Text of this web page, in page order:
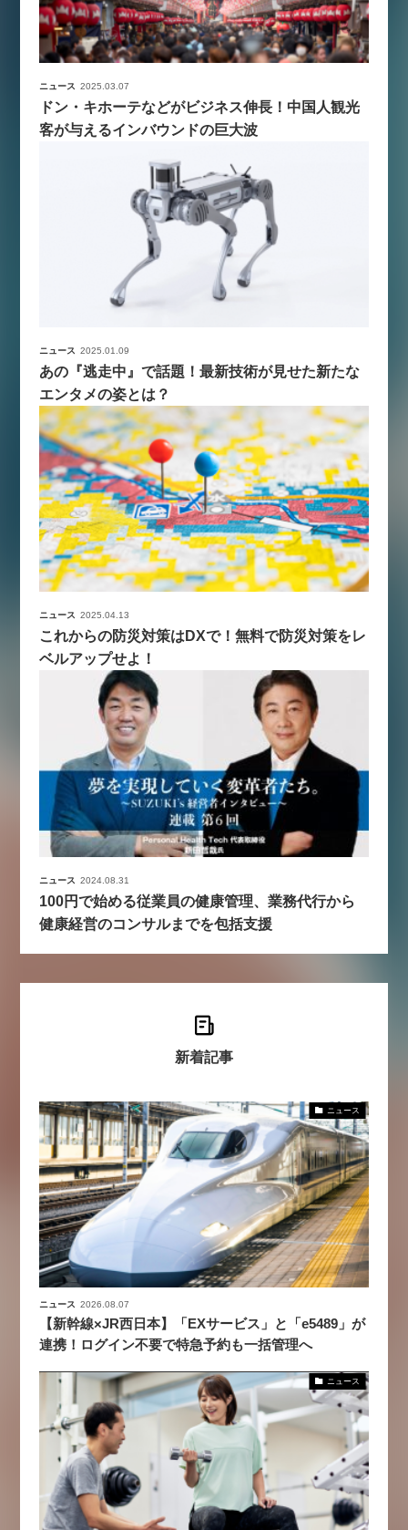
ニュース 2025.03.07
ドン・キホーテなどがビジネス伸長！中国人観光
客が与えるインバウンドの巨大波
ニュース 2025.01.09
あの『逃走中』で話題！最新技術が見せた新たな
エンタメの姿とは？
ニュース 2025.04.13
これからの防災対策はDXで！無料で防災対策をレ
ベルアップせよ！
ニュース 2024.08.31
100円で始める従業員の健康管理、業務代行から
健康経営のコンサルまでを包括支援
新着記事
ニュース
ニュース 2026.08.07
【新幹線×JR西日本】「EXサービス」と「e5489」が
連携！ログイン不要で特急予約も一括管理へ
ニュース